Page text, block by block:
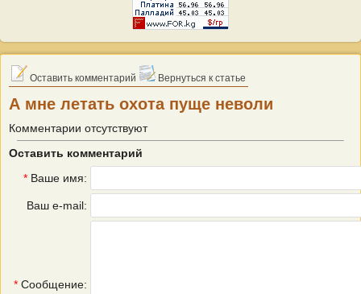
Оставить комментарий Вернуться к статье
А мне летать охота пуще неволи
Комментарии отсутствуют
Оставить комментарий
* Ваше имя:
Ваш e-mail:
* Сообщение: